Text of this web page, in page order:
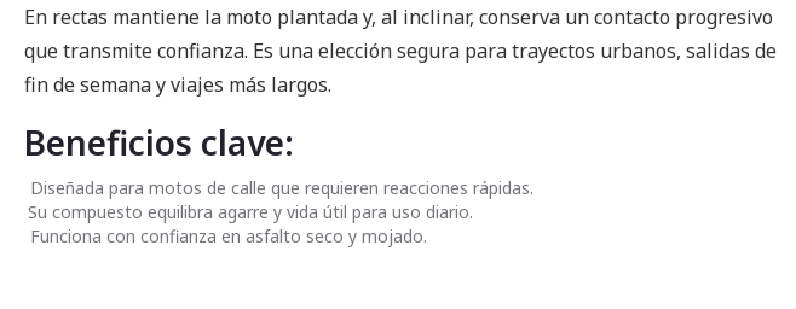
En rectas mantiene la moto plantada y, al inclinar, conserva un contacto progresivo
que transmite confianza. Es una elección segura para trayectos urbanos, salidas de
fin de semana y viajes más largos.
Beneficios clave:
Diseñada para motos de calle que requieren reacciones rápidas.
Su compuesto equilibra agarre y vida útil para uso diario.
Funciona con confianza en asfalto seco y mojado.